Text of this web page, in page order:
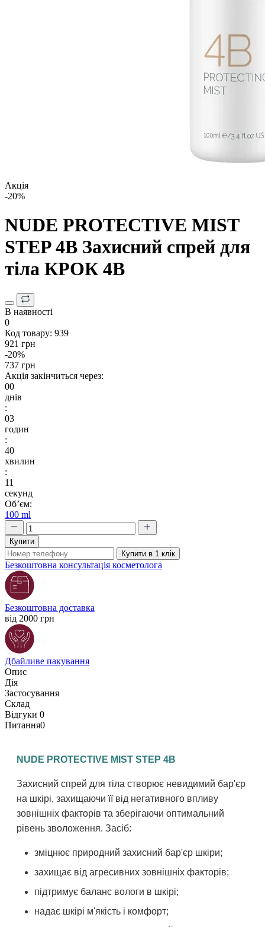
Акція
-20%
NUDE PROTECTIVE MIST
STEP 4B Захисний спрей для
тіла КРОК 4В
В наявності
0
Код товару: 939
921 грн
-20%
737 грн
Акція закінчиться через:
00
днів
:
03
годин
:
40
хвилин
:
10
секунд
Об’єм:
100 ml
Купити
Купити в 1 клік
Безкоштовна консультація косметолога
Безкоштовна доставка
від 2000 грн
Дбайливе пакування
Опис
Дія
Застосування
Склад
Відгуки 0
Питання0
NUDE PROTECTIVE MIST STEP 4B
Захисний спрей для тіла створює невидимий бар'єр
на шкірі, захищаючи її від негативного впливу
зовнішніх факторів та зберігаючи оптимальний
рівень зволоження. Засіб:
зміцнює природний захисний бар'єр шкіри;
захищає від агресивних зовнішніх факторів;
підтримує баланс вологи в шкірі;
надає шкірі м'якість і комфорт;